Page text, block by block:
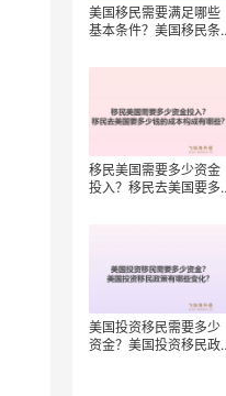
美国移民需要满足哪些
基本条件？美国移民条
移民美国需要多少资金
投入？移民去美国要多
美国投资移民需要多少
资金？美国投资移民政